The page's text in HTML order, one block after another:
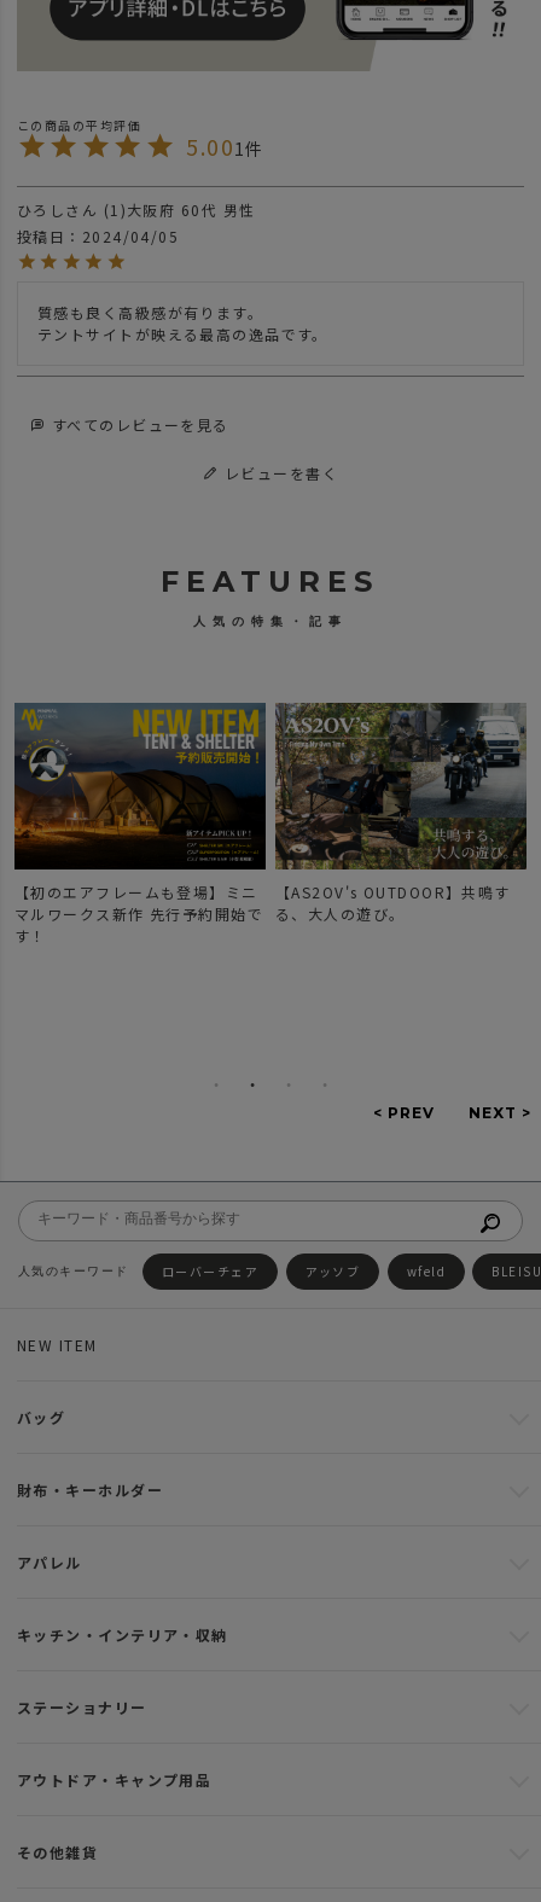
5.001
ひろし 1 大阪府 60代 男性
投稿日
2024/04/05
質感も良く高級感が有ります。
テントサイトが映える最高の逸品です。
すべてのレビューを見る
レビューを書く
FEATURES
人気の特集・記事
【初のエアフレームも登場】ミニ
マルワークス新作 先行予約開始で
す！
【AS2OV's OUTDOOR】共鳴す
る、大人の遊び。
ローバーチェア アッソブ wfeld
NEW ITEM
バッグ
財布・キーホルダー
アパレル
キッチン・インテリア・収納
ステーショナリー
アウトドア・キャンプ用品
その他雑貨